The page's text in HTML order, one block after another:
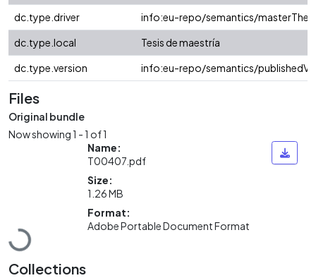
dc.type.driver
info:eu-repo/semantics/
dc.type.local
Tesis de maestría
dc.type.version
info:eu-repo/semantics/
Files
Original bundle
Now showing1 - 1 of 1
Loading...
Name:
T00407.pdf
Size:
1.26 MB
Format:
Adobe Portable Document Format
Collections